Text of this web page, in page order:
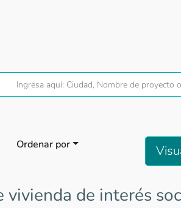
Ordenar por
vivienda de interés